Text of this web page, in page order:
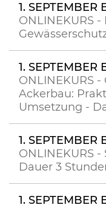
1. SEPTEMBER
ONLINEKURS
1. SEPTEMBER
ONLINEKURS
Ackerbau:
Umsetzung -
1. SEPTEMBER
ONLINEKURS
Dauer 3
1. SEPTEMBER